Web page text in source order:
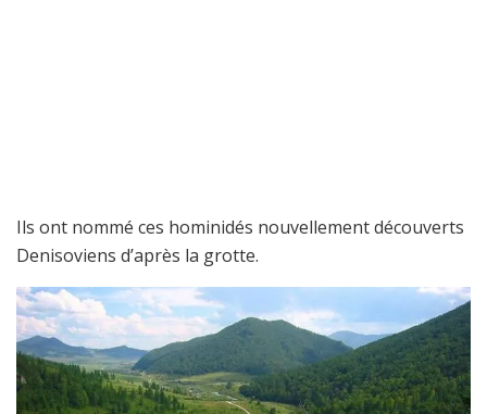
Ils ont nommé ces hominidés nouvellement découverts
Denisoviens d’après la grotte.